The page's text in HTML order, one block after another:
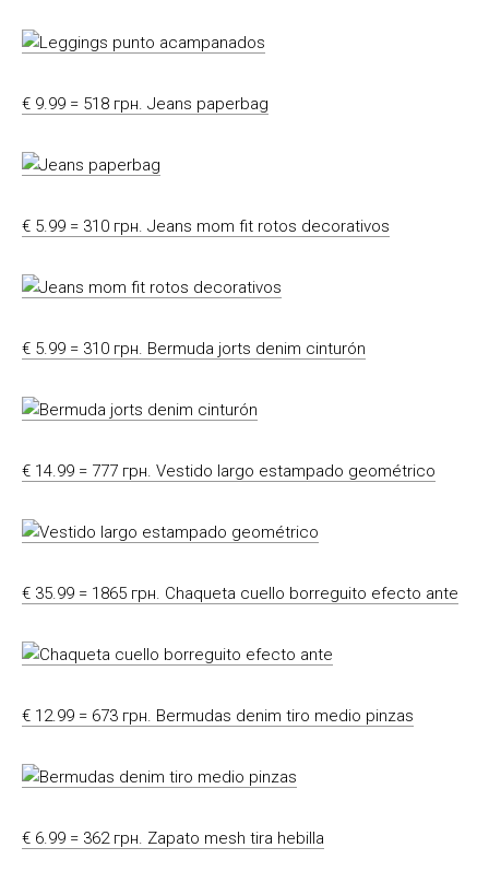
€ 9.99 = 518 грн. Jeans paperbag
€ 5.99 = 310 грн. Jeans mom fit rotos decorativos
€ 5.99 = 310 грн. Bermuda jorts denim cinturón
€ 14.99 = 777 грн. Vestido largo estampado geométrico
€ 35.99 = 1865 грн. Chaqueta cuello borreguito efecto ante
€ 12.99 = 673 грн. Bermudas denim tiro medio pinzas
€ 6.99 = 362 грн. Zapato mesh tira hebilla